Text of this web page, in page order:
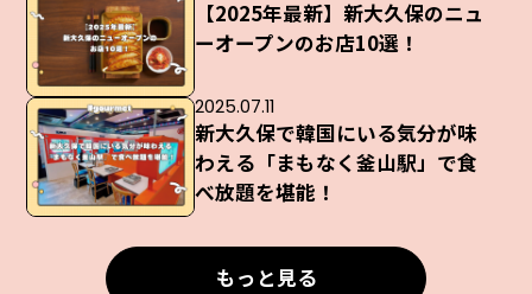
【2025年最新】新大久保のニュ
ーオープンのお店10選！
2025.07.11
新大久保で韓国にいる気分が味
わえる「まもなく釜山駅」で食
べ放題を堪能！
もっと見る